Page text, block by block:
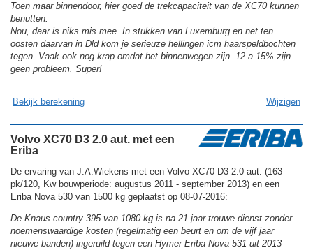
Toen maar binnendoor, hier goed de trekcapaciteit van de XC70 kunnen
benutten.
Nou, daar is niks mis mee. In stukken van Luxemburg en net ten
oosten daarvan in Dld kom je serieuze hellingen icm haarspeldbochten
tegen. Vaak ook nog krap omdat het binnenwegen zijn. 12 a 15% zijn
geen probleem. Super!
Bekijk berekening Wijzigen
Volvo XC70 D3 2.0 aut. met een
Eriba
De ervaring van J.A.Wiekens met een Volvo XC70 D3 2.0 aut. (163
pk/120, Kw bouwperiode: augustus 2011 - september 2013) en een
Eriba Nova 530 van 1500 kg geplaatst op 08-07-2016:
De Knaus country 395 van 1080 kg is na 21 jaar trouwe dienst zonder
noemenswaardige kosten (regelmatig een beurt en om de vijf jaar
nieuwe banden) ingeruild tegen een Hymer Eriba Nova 531 uit 2013